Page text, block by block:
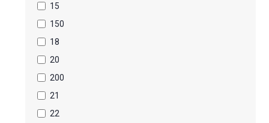
15
150
18
20
200
21
22